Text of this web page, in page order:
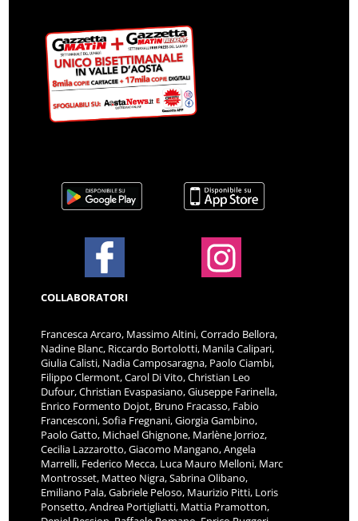
COLLABORATORI
Francesca Arcaro, Massimo Altini, Corrado Bellora,
Nadine Blanc, Riccardo Bortolotti, Manila Calipari,
Giulia Calisti, Nadia Camposaragna, Paolo Ciambi,
Filippo Clermont, Carol Di Vito, Christian Leo
Dufour, Christian Evaspasiano, Giuseppe Farinella,
Enrico Formento Dojot, Bruno Fracasso, Fabio
Francesconi, Sofia Fregnani, Giorgia Gambino,
Paolo Gatto, Michael Ghignone, Marlène Jorrioz,
Cecilia Lazzarotto, Giacomo Mangano, Angela
Marrelli, Federico Mecca, Luca Mauro Melloni, Marc
Montrosset, Matteo Nigra, Sabrina Olibano,
Emiliano Pala, Gabriele Peloso, Maurizio Pitti, Loris
Ponsetto, Andrea Portigliatti, Mattia Pramotton,